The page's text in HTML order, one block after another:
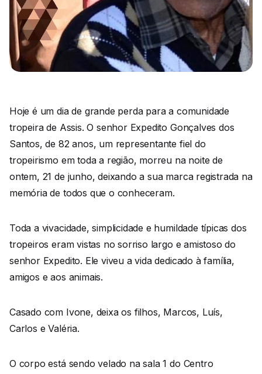
Hoje é um dia de grande perda para a comunidade
tropeira de Assis. O senhor Expedito Gonçalves dos
Santos, de 82 anos, um representante fiel do
tropeirismo em toda a região, morreu na noite de
ontem, 21 de junho, deixando a sua marca registrada na
memória de todos que o conheceram.
Toda a vivacidade, simplicidade e humildade típicas dos
tropeiros eram vistas no sorriso largo e amistoso do
senhor Expedito. Ele viveu a vida dedicado à família,
amigos e aos animais.
Casado com Ivone, deixa os filhos, Marcos, Luís,
Carlos e Valéria.
O corpo está sendo velado na sala 1 do Centro